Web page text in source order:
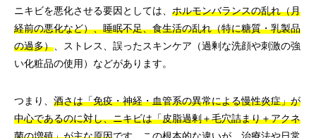
ニキビを悪化させる要因としては、 ホルモンバランスの乱れ（月
経前の悪化など）、睡眠不足、食生活の乱れ（特に糖質・乳製品
の過多） 、ストレス、誤ったスキンケア（過剰な洗顔や刺激の強
い化粧品の使用）などがあります。
つまり、 酒さは「免疫・神経・血管系の異常による慢性炎症」が
中心であるのに対し、ニキビは「皮脂過剰＋毛穴詰まり＋アクネ